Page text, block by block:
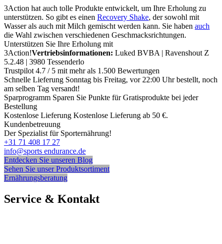
3Action hat auch tolle Produkte entwickelt, um Ihre Erholung zu
unterstützen. So gibt es einen Recovery Shake, der sowohl mit
Wasser als auch mit Milch gemischt werden kann. Sie haben auch
die Wahl zwischen verschiedenen Geschmacksrichtungen.
Unterstützen Sie Ihre Erholung mit
3Action!Vertriebsinformationen: Luked BVBA | Ravenshout Z
5.2.48 | 3980 Tessenderlo
Trustpilot 4.7 / 5 mit mehr als 1.500 Bewertungen
Schnelle Lieferung Sonntag bis Freitag, vor 22:00 Uhr bestellt, noch
am selben Tag versandt!
Sparprogramm Sparen Sie Punkte für Gratisprodukte bei jeder
Bestellung
Kostenlose Lieferung Kostenlose Lieferung ab 50 €.
Kundenbetreuung
Der Spezialist für Sporternährung!
+31 71 408 17 27
info@sports endurance.de
Entdecken Sie unseren Blog
Sehen Sie unser Produktsortiment
Ernährungsberatung
Service & Kontakt